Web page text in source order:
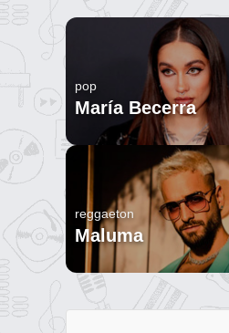
pop
María Becerra
reggaeton
Maluma